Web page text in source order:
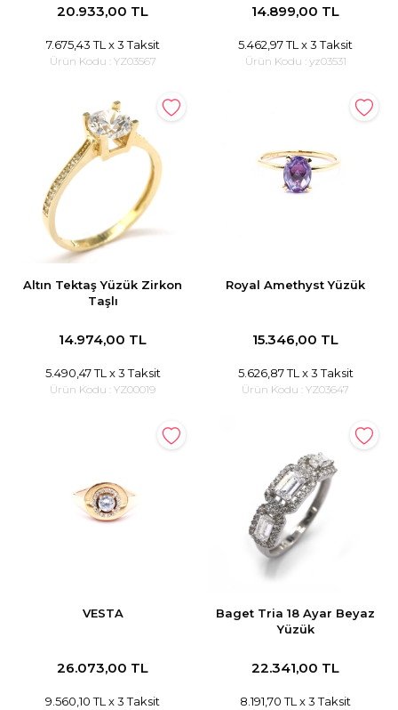
20.933,00 TL
7.675,43 TL x 3 Taksit
Ürün Kodu : YZ03567
14.899,00 TL
5.462,97 TL x 3 Taksit
Ürün Kodu : yz03531
Altın Tektaş Yüzük Zirkon
Taşlı
14.974,00 TL
5.490,47 TL x 3 Taksit
Ürün Kodu : YZ00019
Royal Amethyst Yüzük
15.346,00 TL
5.626,87 TL x 3 Taksit
Ürün Kodu : YZ03647
VESTA
26.073,00 TL
9.560,10 TL x 3 Taksit
Baget Tria 18 Ayar Beyaz
Yüzük
22.341,00 TL
8.191,70 TL x 3 Taksit